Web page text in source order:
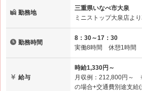
勤務地
三重県いなべ市大泉
ミニストップ大泉店よ
勤務時間
8：30～17：30
実働8時間 休憩1時間
給与
時給1,330円～
月収例：212,800円～
の場合+交通費別途支給